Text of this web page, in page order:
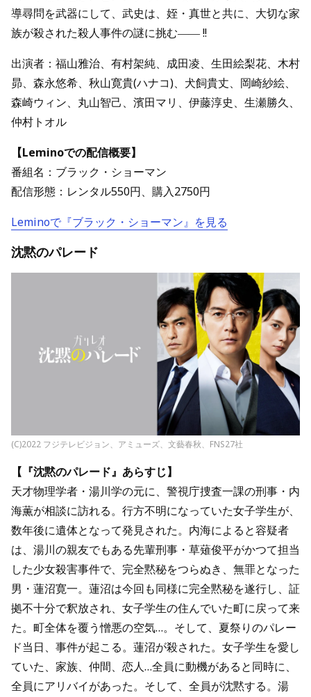
導尋問を武器にして、武史は、姪・真世と共に、大切な家
族が殺された殺人事件の謎に挑む―― !!
出演者：福山雅治、有村架純、成田凌、生田絵梨花、木村
昴、森永悠希、秋山寛貴(ハナコ)、犬飼貴丈、岡崎紗絵、
森崎ウィン、丸山智己、濱田マリ、伊藤淳史、生瀬勝久、
仲村トオル
【Leminoでの配信概要】
番組名：ブラック・ショーマン
配信形態：レンタル550円、購入2750円
Leminoで『ブラック・ショーマン』を見る
沈黙のパレード
(C)2022 フジテレビジョン、アミューズ、文藝春秋、FNS27社
【『沈黙のパレード』あらすじ】
天才物理学者・湯川学の元に、警視庁捜査一課の刑事・内
海薫が相談に訪れる。行方不明になっていた女子学生が、
数年後に遺体となって発見された。内海によると容疑者
は、湯川の親友でもある先輩刑事・草薙俊平がかつて担当
した少女殺害事件で、完全黙秘をつらぬき、無罪となった
男・蓮沼寛一。蓮沼は今回も同様に完全黙秘を遂行し、証
拠不十分で釈放され、女子学生の住んでいた町に戻って来
た。町全体を覆う憎悪の空気…。そして、夏祭りのパレー
ド当日、事件が起こる。蓮沼が殺された。女子学生を愛し
ていた、家族、仲間、恋人…全員に動機があると同時に、
全員にアリバイがあった。そして、全員が沈黙する。湯